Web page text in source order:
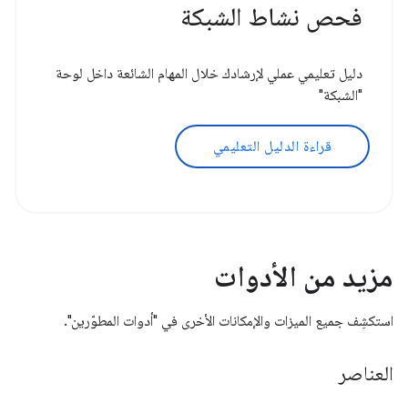
فحص نشاط الشبكة
دليل تعليمي عملي لإرشادك خلال المهام الشائعة داخل لوحة
"الشبكة"
قراءة الدليل التعليمي
مزيد من الأدوات
استكشِف جميع الميزات والإمكانات الأخرى في "أدوات المطوّرين".
العناصر